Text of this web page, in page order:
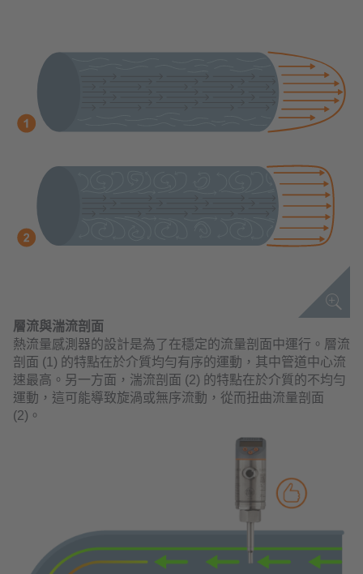
層流與湍流剖面
熱流量感測器的設計是為了在穩定的流量剖面中運行。層流
剖面 (1) 的特點在於介質均勻有序的運動，其中管道中心流
速最高。另一方面，湍流剖面 (2) 的特點在於介質的不均勻
運動，這可能導致旋渦或無序流動，從而扭曲流量剖面
(2)。